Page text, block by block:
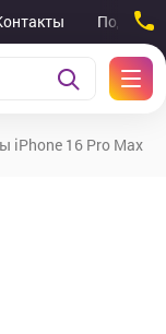
iPhone 16 Pro Max